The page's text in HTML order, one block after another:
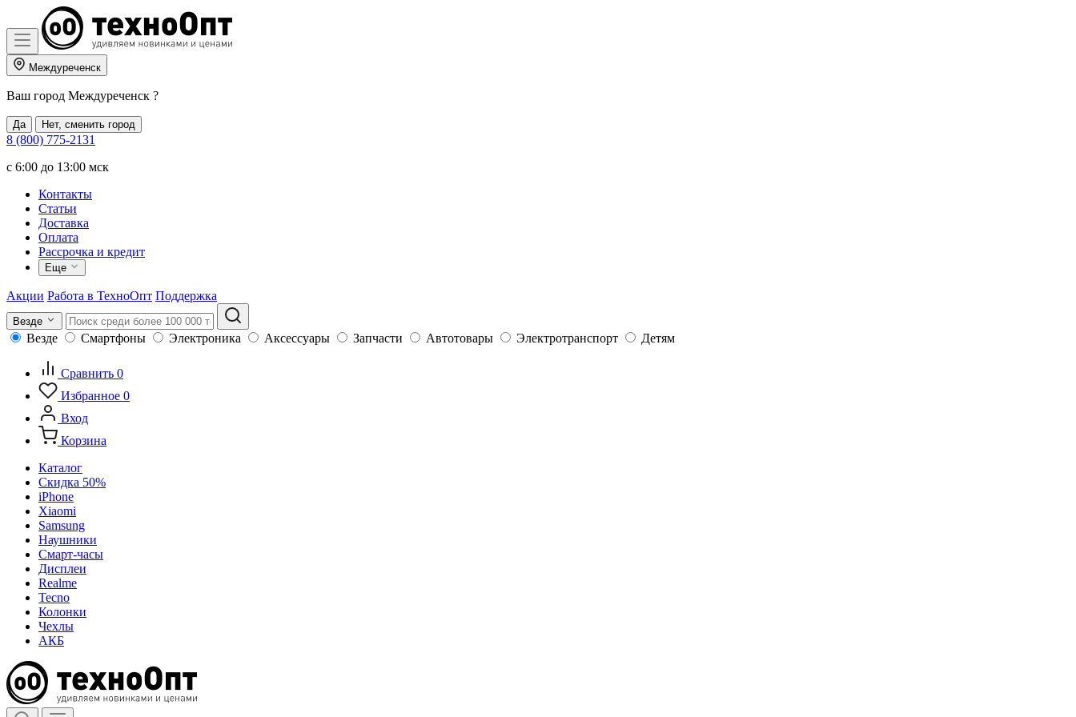
Междуреченск
Ваш город Междуреченск ?
Да Нет, сменить город
8 (800) 775-2131
c 6:00 до 13:00 мск
Контакты
Статьи
Доставка
Оплата
Рассрочка и кредит
Еще
Акции Работа в ТехноОпт Поддержка
Везде
Везде Смартфоны Электроника Аксессуары Запчасти Автотовары Электротранспорт Детям
Сравнить 0
Избранное 0
Вход
Корзина
Каталог
Скидка 50%
iPhone
Xiaomi
Samsung
Наушники
Смарт-часы
Дисплеи
Realme
Tecno
Колонки
Чехлы
АКБ